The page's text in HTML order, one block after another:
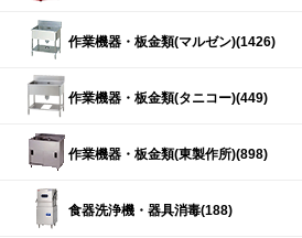
作業機器・板金類(マルゼン)(1426)
作業機器・板金類(タニコー)(449)
作業機器・板金類(東製作所)(898)
食器洗浄機・器具消毒(188)